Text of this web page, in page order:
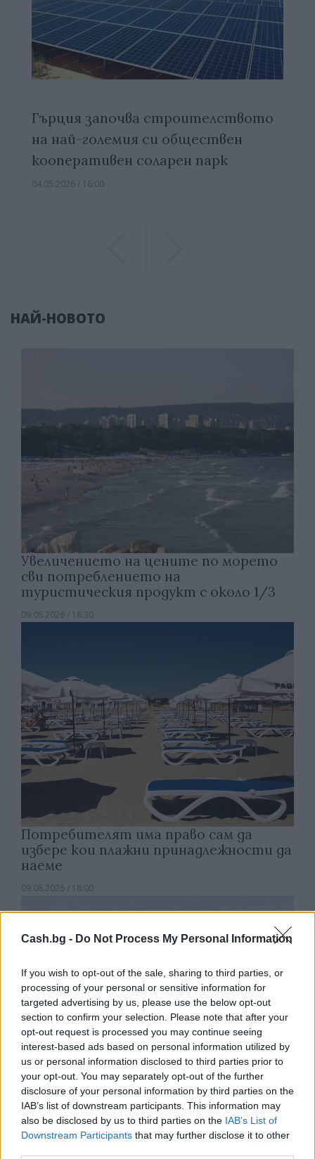
Cash.bg - Do Not Process My Personal Information
If you wish to opt-out of the sale, sharing to third parties, or
processing of your personal or sensitive information for
targeted advertising by us, please use the below opt-out
section to confirm your selection. Please note that after your
opt-out request is processed you may continue seeing
interest-based ads based on personal information utilized by
us or personal information disclosed to third parties prior to
your opt-out. You may separately opt-out of the further
disclosure of your personal information by third parties on the
IAB’s list of downstream participants. This information may
also be disclosed by us to third parties on the IAB’s List of
Downstream Participants that may further disclose it to other
Гърция започва строителството
на най-големия си обществен
кооперативен соларен парк
04.05.2026 / 16:00
НАЙ-НОВОТО
Увеличението на цените по морето
сви потреблението на
туристическия продукт с около 1/3
09.08.2026 / 18:30
Потребителят има право сам да
избере кои плажни принадлежности да
наеме
09.08.2026 / 18:00
Природен газ от Кипър ще потече към
Европа през 2028 година